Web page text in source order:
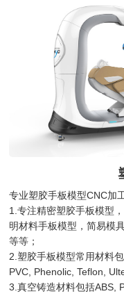
专业塑胶手板模型CNC加
1.专注精密塑胶手板模型
明材料手板模型，简易模
等等；
2.塑胶手板模型常用材料
PVC, Phenolic, Teflon,
3.真空铸造材料包括ABS,